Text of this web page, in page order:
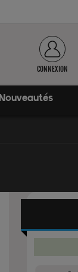
CONNEXION
Nouveautés